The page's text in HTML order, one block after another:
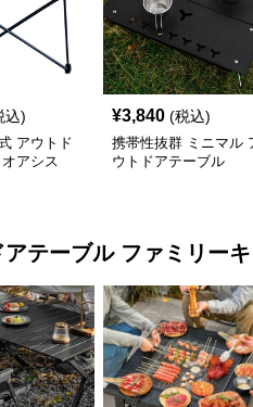
込)
アウトド
アシス
¥3,840 (税込)
携帯性抜群 ミニマル
ウトドアテーブル
アテーブル ファミリー